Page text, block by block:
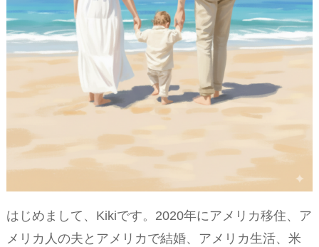
はじめまして、Kikiです。2020年にアメリカ移住、ア
メリカ人の夫とアメリカで結婚、アメリカ生活、米